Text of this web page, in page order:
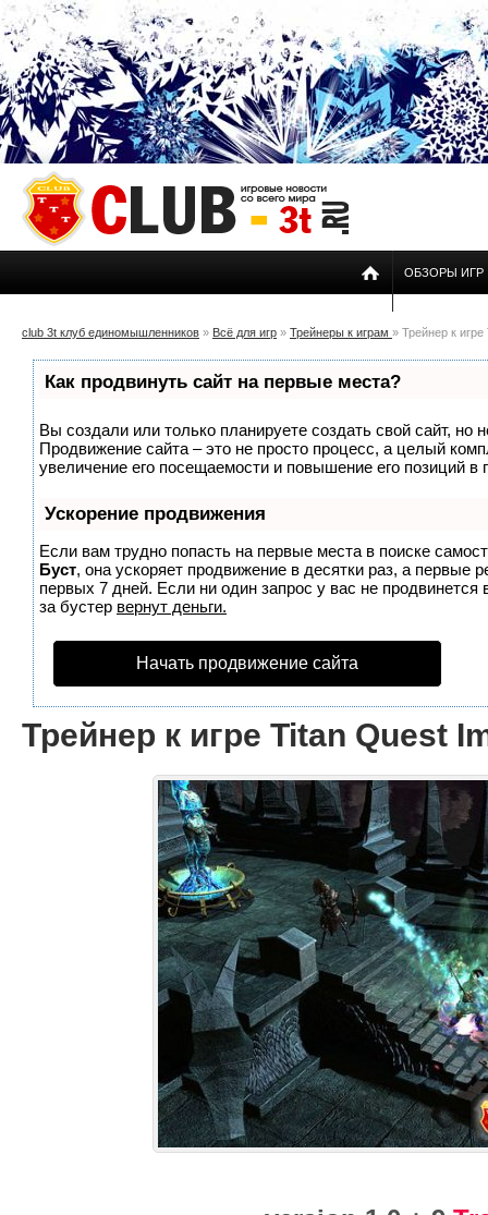
ОБЗОРЫ ИГР
club 3t клуб единомышленников » Всё для игр » Трейнеры к играм » Трейнер к
Как продвинуть сайт на первые места?
Вы создали или только планируете создать свой сайт, но
Продвижение сайта – это не просто процесс, а целый
увеличение его посещаемости и повышение его позиций в
Ускорение продвижения
Если вам трудно попасть на первые места в поиске
Буст, она ускоряет продвижение в десятки раз, а первые
первых 7 дней. Если ни один запрос у вас не продвинется
за бустер вернут деньги.
Начать продвижение сайта
Трейнер к игре Titan Quest